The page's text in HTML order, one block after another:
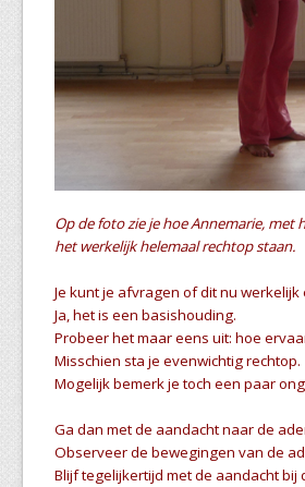
Op de foto zie je hoe Annemarie, met
het werkelijk helemaal rechtop staan.
Je kunt je afvragen of dit nu
Ja, het is een basishouding.
Probeer het maar eens uit: hoe
Misschien sta je evenwichtig rechtop.
Mogelijk bemerk je toch een paar
Ga dan met de aandacht naar de
Observeer de bewegingen van de
Blijf tegelijkertijd met de aandacht bij